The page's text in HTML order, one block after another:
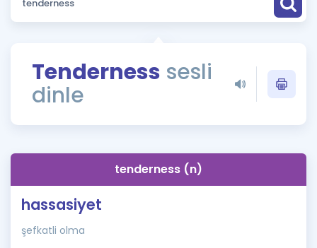
ÖSYM Sınav Takvimi
Kampanyalar
İngilizce Gramer
Tenderness sesli
dinle
tenderness (n)
hassasiyet
şefkatli olma